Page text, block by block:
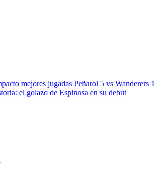
mejores jugadas Peñarol 5 vs Wanderers 1
el golazo de Espinosa en su debut